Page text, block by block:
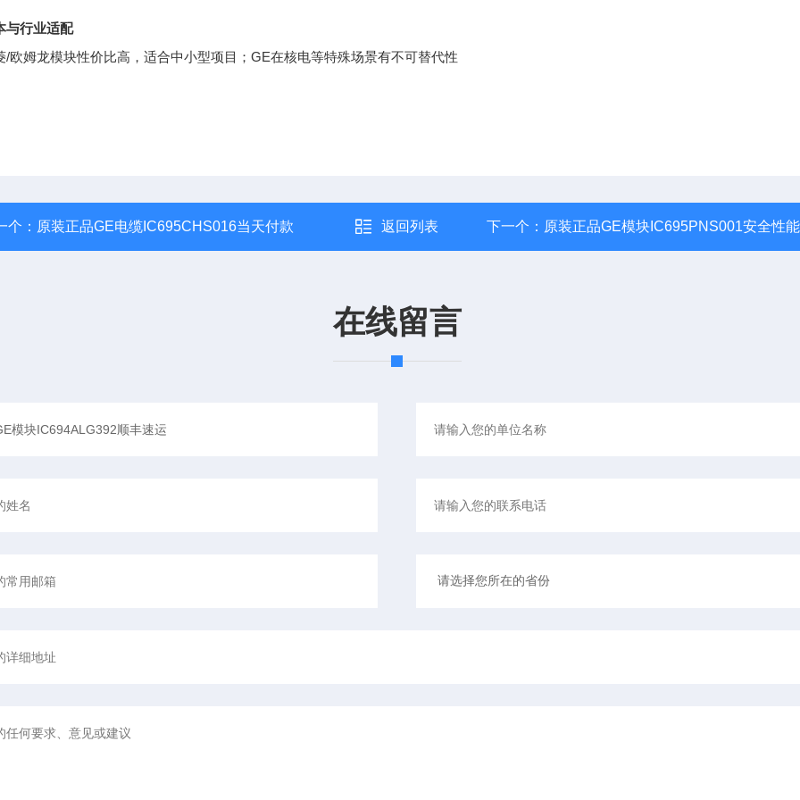
与行业适配
/欧姆龙模块性价比高，适合中小型项目；GE在核电等特殊场景有不可替代性
个： 原装正品GE电缆IC695CHS016当天付款 返回列表 下一个： 原装正品GE模块IC695PNS001安全性
在线留言